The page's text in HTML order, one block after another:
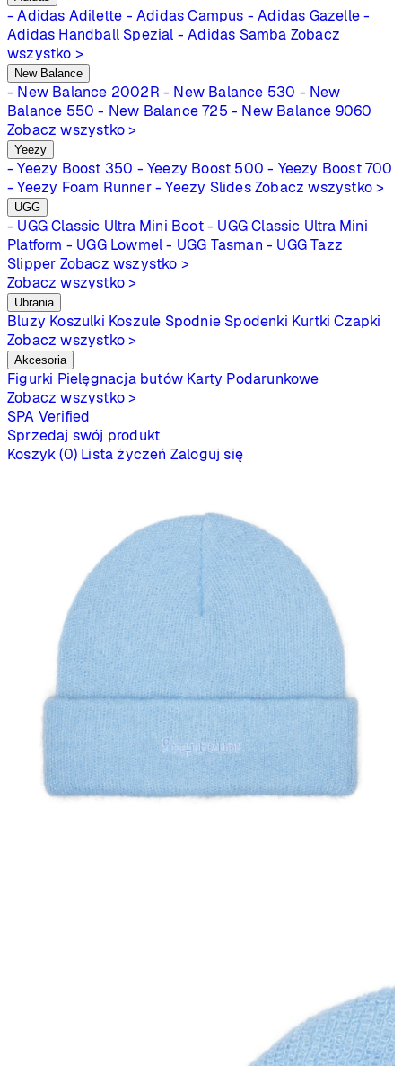
- Adidas Adilette - Adidas Campus - Adidas Gazelle -
Adidas Handball Spezial - Adidas Samba Zobacz
wszystko >
New Balance
- New Balance 2002R - New Balance 530 - New
Balance 550 - New Balance 725 - New Balance 9060
Zobacz wszystko >
Yeezy
- Yeezy Boost 350 - Yeezy Boost 500 - Yeezy Boost 700
- Yeezy Foam Runner - Yeezy Slides Zobacz wszystko >
UGG
- UGG Classic Ultra Mini Boot - UGG Classic Ultra Mini
Platform - UGG Lowmel - UGG Tasman - UGG Tazz
Slipper Zobacz wszystko >
Zobacz wszystko >
Ubrania
Bluzy Koszulki Koszule Spodnie Spodenki Kurtki Czapki
Zobacz wszystko >
Akcesoria
Figurki Pielęgnacja butów Karty Podarunkowe
Zobacz wszystko >
SPA Verified
Sprzedaj swój produkt
Koszyk (0) Lista życzeń Zaloguj się